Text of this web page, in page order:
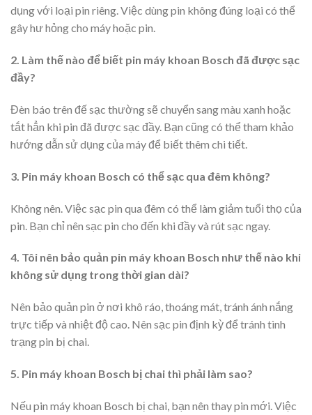
dụng với loại pin riêng. Việc dùng pin không đúng loại có thể
gây hư hỏng cho máy hoặc pin.
2. Làm thế nào để biết pin máy khoan Bosch đã được sạc
đầy?
Đèn báo trên đế sạc thường sẽ chuyển sang màu xanh hoặc
tắt hẳn khi pin đã được sạc đầy. Bạn cũng có thể tham khảo
hướng dẫn sử dụng của máy để biết thêm chi tiết.
3. Pin máy khoan Bosch có thể sạc qua đêm không?
Không nên. Việc sạc pin qua đêm có thể làm giảm tuổi thọ của
pin. Bạn chỉ nên sạc pin cho đến khi đầy và rút sạc ngay.
4. Tôi nên bảo quản pin máy khoan Bosch như thế nào khi
không sử dụng trong thời gian dài?
Nên bảo quản pin ở nơi khô ráo, thoáng mát, tránh ánh nắng
trực tiếp và nhiệt độ cao. Nên sạc pin định kỳ để tránh tình
trạng pin bị chai.
5. Pin máy khoan Bosch bị chai thì phải làm sao?
Nếu pin máy khoan Bosch bị chai, bạn nên thay pin mới. Việc